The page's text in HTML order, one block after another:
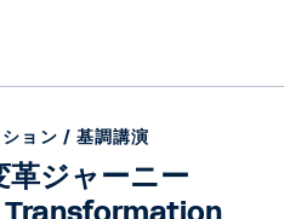
ョン / 基調講演
革ジャーニー